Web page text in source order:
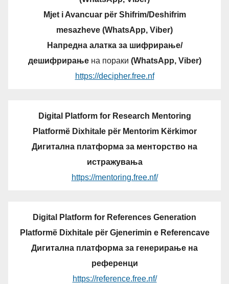
Mjet i Avancuar për Shifrim/Deshifrim
mesazheve (WhatsApp, Viber)
Напредна алатка за шифрирање/
дешифрирањена пораки (WhatsApp, Viber)
https://decipher.free.nf
Digital Platform for Research Mentoring
Platformë Dixhitale për Mentorim Kërkimor
Дигитална платформа за менторство на
истражувања
https://mentoring.free.nf/
Digital Platform for References Generation
Platformë Dixhitale për Gjenerimin e Referencave
Дигитална платформа за генерирање на
референци
https://reference.free.nf/